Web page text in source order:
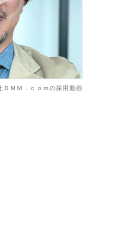
ＤＭＭ．ｃｏｍの採用動画